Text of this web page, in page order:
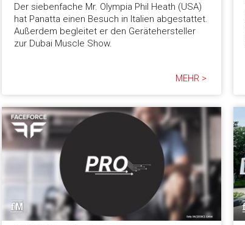
Der siebenfache Mr. Olympia Phil Heath (USA)
hat Panatta einen Besuch in Italien abgestattet.
Außerdem begleitet er den Gerätehersteller
zur Dubai Muscle Show.
MEHR >